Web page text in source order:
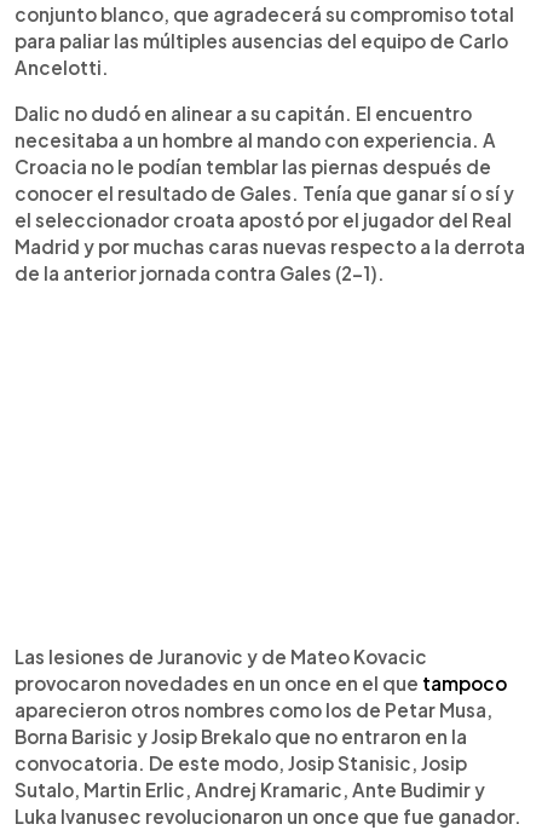
conjunto blanco, que agradecerá su compromiso total
para paliar las múltiples ausencias del equipo de Carlo
Ancelotti.
Dalic no dudó en alinear a su capitán. El encuentro
necesitaba a un hombre al mando con experiencia. A
Croacia no le podían temblar las piernas después de
conocer el resultado de Gales. Tenía que ganar sí o sí y
el seleccionador croata apostó por el jugador del Real
Madrid y por muchas caras nuevas respecto a la derrota
de la anterior jornada contra Gales (2-1).
Las lesiones de Juranovic y de Mateo Kovacic
provocaron novedades en un once en el que tampoco
aparecieron otros nombres como los de Petar Musa,
Borna Barisic y Josip Brekalo que no entraron en la
convocatoria. De este modo, Josip Stanisic, Josip
Sutalo, Martin Erlic, Andrej Kramaric, Ante Budimir y
Luka Ivanusec revolucionaron un once que fue ganador.